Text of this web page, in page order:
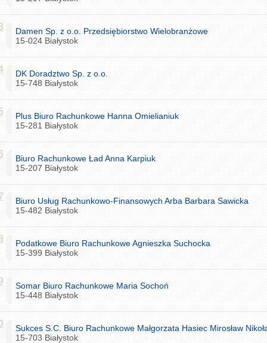
Damen Sp. z o.o. Przedsiębiorstwo Wielobranżowe
15-024 Białystok
DK Doradztwo Sp. z o.o.
15-748 Białystok
Plus Biuro Rachunkowe Hanna Omielianiuk
15-281 Białystok
Biuro Rachunkowe Ład Anna Karpiuk
15-207 Białystok
Biuro Usług Rachunkowo-Finansowych Arba Barbara Sawicka
15-482 Białystok
Podatkowe Biuro Rachunkowe Agnieszka Suchocka
15-399 Białystok
Somar Biuro Rachunkowe Maria Sochoń
15-448 Białystok
Sukces S.C. Biuro Rachunkowe Małgorzata Hasiec Mirosław
15-703 Białystok